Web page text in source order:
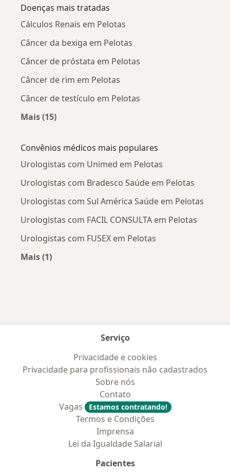
Doenças mais tratadas
Cálculos Renais em Pelotas
Câncer da bexiga em Pelotas
Câncer de próstata em Pelotas
Câncer de rim em Pelotas
Câncer de testículo em Pelotas
Mais (15)
Convênios médicos mais populares
Urologistas com Unimed em Pelotas
Urologistas com Bradesco Saúde em Pelotas
Urologistas com Sul América Saúde em Pelotas
Urologistas com FACIL CONSULTA em Pelotas
Urologistas com FUSEX em Pelotas
Mais (1)
Serviço
Privacidade e cookies
Privacidade para profissionais não cadastrados
Sobre nós
Contato
Vagas
Estamos contratando!
Termos e Condições
Imprensa
Lei da Igualdade Salarial
Pacientes